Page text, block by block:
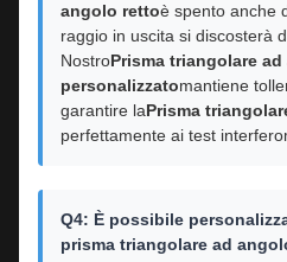
angolo rettoè spento anche
raggio in uscita si discosterà
NostroPrisma triangolare
personalizzatomantiene
garantire laPrisma
perfettamente ai test
Q4: È possibile
prisma triangolare ad